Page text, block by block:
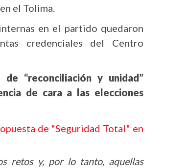
el Tolima.
en el partido quedaron
credenciales del Centro
“reconciliación y unidad”
de cara a las elecciones
de "Seguridad Total" en
retos y, por lo tanto, aquellas